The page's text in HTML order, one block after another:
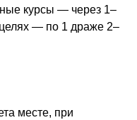
курсы — через 1–
— по 1 драже 2–
месте, при